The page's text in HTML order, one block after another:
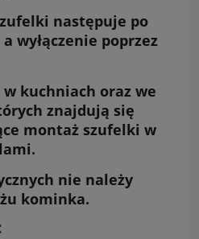
następuje po
wyłączenie poprzez
kuchniach oraz we
znajdują się
montaż szufelki w
nie należy
kominka.